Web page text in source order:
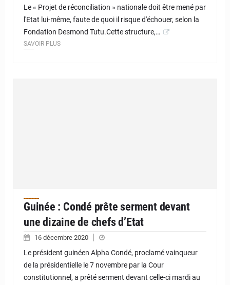
Le « Projet de réconciliation » nationale doit être mené par
l'Etat lui-même, faute de quoi il risque d'échouer, selon la
Fondation Desmond Tutu.Cette structure,…
SAVOIR PLUS
Guinée : Condé prête serment devant
une dizaine de chefs d’Etat
16 décembre 2020
Le président guinéen Alpha Condé, proclamé vainqueur
de la présidentielle le 7 novembre par la Cour
constitutionnel, a prêté serment devant celle-ci mardi au